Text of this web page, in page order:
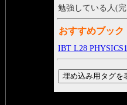
勉強している人(
おすすめブック
IBT L28 PHYSICS1